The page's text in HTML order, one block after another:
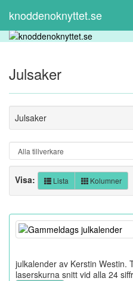
knoddenoknyttet.se
Julsaker
Julsaker
Visa: Lista Kolumner
julkalender av Kerstin Westin.
laserskurna snitt vid alla 24